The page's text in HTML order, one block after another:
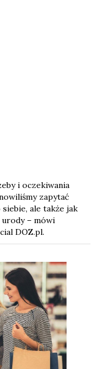
i oczekiwania
zapytać
ale także jak
urody – mówi
DOZ.pl.